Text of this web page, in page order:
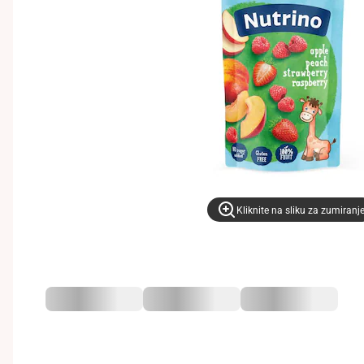
Kliknite na sliku za zumiranje